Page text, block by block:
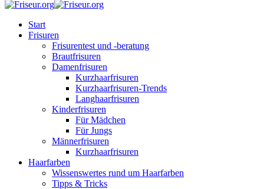
Start
Frisuren
Frisurentest und -beratung
Brautfrisuren
Damenfrisuren
Kurzhaarfrisuren
Kurzhaarfrisuren-Trends
Langhaarfrisuren
Kinderfrisuren
Für Mädchen
Für Jungs
Männerfrisuren
Kurzhaarfrisuren
Haarfarben
Wissenswertes rund um Haarfarben
Tipps & Tricks